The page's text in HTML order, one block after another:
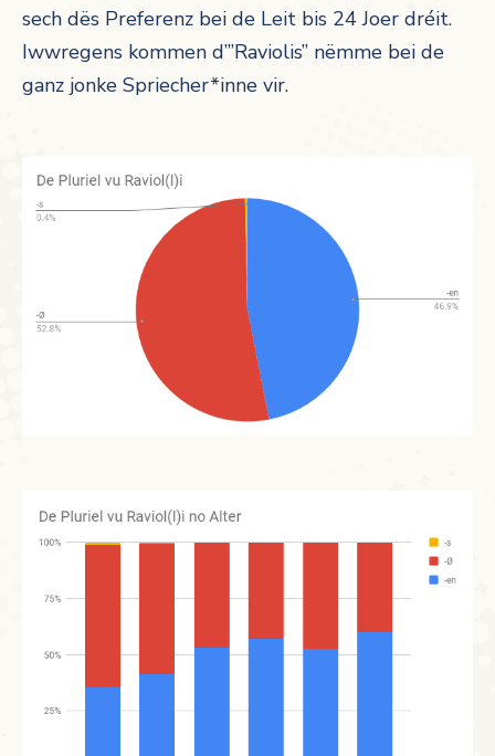
sech dës Preferenz bei de Leit bis 24 Joer dréit.
Iwwregens kommen d’”Raviolis” nëmme bei de
ganz jonke Spriecher*inne vir.